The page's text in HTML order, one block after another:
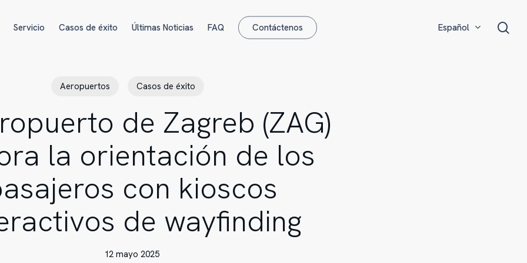
Servicio Casos de éxito Últimas Noticias FAQ Contáctenos Español
Aeropuertos Casos de éxito
de Zagreb (ZAG)
la orientación de los
con kioscos
de wayfinding
12 mayo 2025